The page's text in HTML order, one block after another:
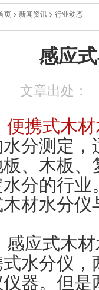
页 > 新闻资讯 > 行业动态
感应
文章出处：
便携式木
水分测定，
、木板、
水分的行业
木材水分仪
应式木材
水分仪，
器。但是